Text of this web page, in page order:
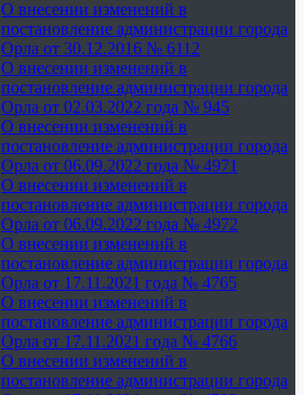
О внесении изменений в
постановление администрации города
Орла от 30.12.2016 № 6112
О внесении изменений в
постановление администрации города
Орла от 02.03.2022 года № 945
О внесении изменений в
постановление администрации города
Орла от 06.09.2022 года № 4971
О внесении изменений в
постановление администрации города
Орла от 06.09.2022 года № 4972
О внесении изменений в
постановление администрации города
Орла от 17.11.2021 года № 4765
О внесении изменений в
постановление администрации города
Орла от 17.11.2021 года № 4766
О внесении изменений в
постановление администрации города